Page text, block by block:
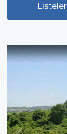
Listeler